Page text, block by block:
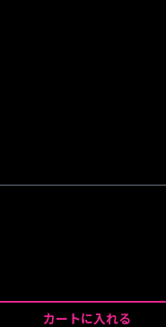
カートに入れる